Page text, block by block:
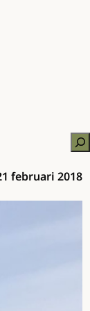
februari 2018